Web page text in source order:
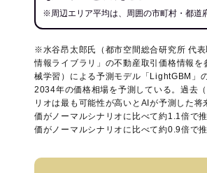
※周辺エリア平均は、周囲の市町村・都道
※水谷昂太郎氏（都市空間総合研究所 代
情報ライブラリ 」の不動産取引価格情報
械学習）による予測モデル「LightGBM」
2034年の価格相場を予測している。過去
リオは最も可能性が高いとAIが予測した
価がノーマルシナリオに比べて約1.1倍で
価がノーマルシナリオに比べて約0.9倍で